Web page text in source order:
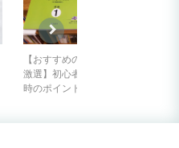
【おすすめの韓国語の教材を
激選】初心者が教科書を選ぶ
時のポイントは？